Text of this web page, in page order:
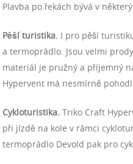
Plavba po řekách bývá v
Pěší turistika. I pro pěší
a termoprádlo. Jsou velmi
materiál je pružný a příjemný
Hypervent má nesmírně
Cykloturistika. Triko Craft
při jízdě na kole v rámci
termoprádlo Devold pak pro